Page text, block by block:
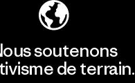
soutenons
de terrain.